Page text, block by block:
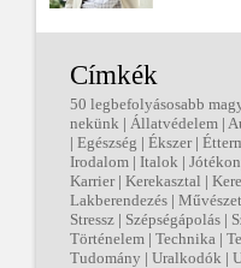
Címkék
50 legbefolyásosabb
nekünk | Állatvédelem |
| Egészség | Ékszer|
Irodalom | Italok |
Karrier| Kerekasztal |
Lakberendezés | Művészet
Stressz | Szépségápolás |
Történelem | Technika |
Tudomány | Uralkodók |